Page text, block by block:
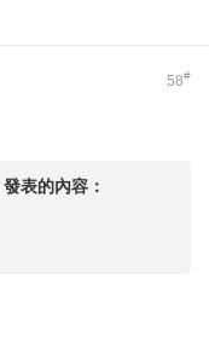
58#
發表的內容：